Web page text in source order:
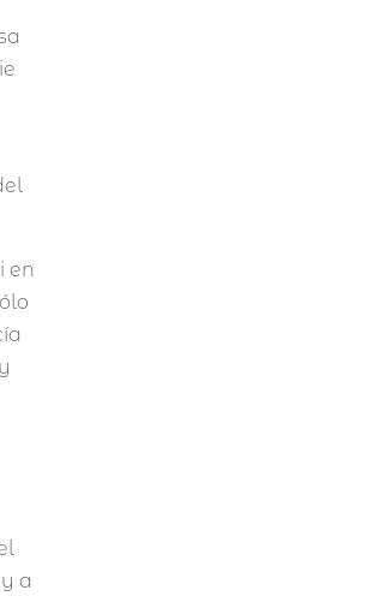
en
a